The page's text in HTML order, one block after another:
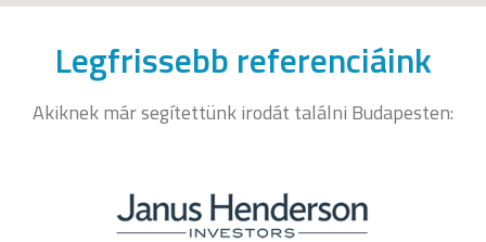
Legfrissebb referenciáink
Akiknek már segítettünk irodát találni Budapesten: